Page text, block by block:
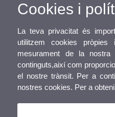
Cookies i
La teva privacitat és
utilitzem cookies
mesurament de la
continguts,així com
el nostre trànsit. Per a
nostres cookies. Per a